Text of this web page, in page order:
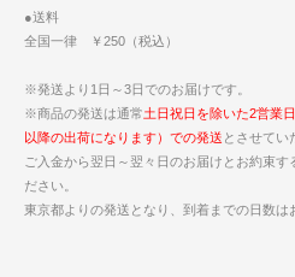
●送料
全国一律 ￥250（税込）
※発送より1日～3日でのお届けです。
※商品の発送は通常土日祝日を除いた2営業
以降の出荷になります）での発送 とさせてい
ご入金から翌日～翌々日のお届けとお約束す
ださい。
東京都よりの発送となり、到着までの日数は